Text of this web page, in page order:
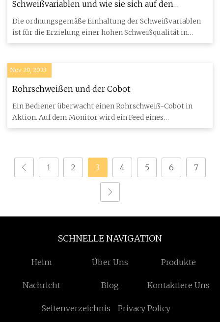
Schweißvariablen und wie sie sich auf den
Herstellungsprozess auswirken
Die ordnungsgemäße Einhaltung der Schweißvariablen
ist für die Erzielung einer hohen Schweißqualität in
jedem Betrieb v
Nov 20, 2023
Rohrschweißen und der Cobot
Ein Bediener überwacht einen Rohrschweiß-Cobot in
Aktion. Auf dem Monitor wird ein Feed eines
kamerabasierten Bildvera
1 2 3 4 5 6 7
SCHNELLE NAVIGATION
Heim Über Uns Produkte
Nachricht Blog Kontaktiere Uns
Seitenverzeichnis Privacy Policy